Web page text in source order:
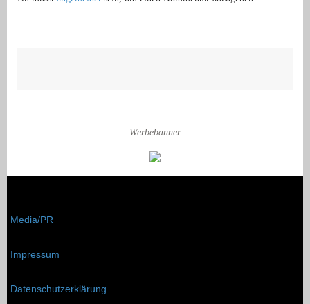
Werbebanner
Media/PR
Impressum
Datenschutzerklärung